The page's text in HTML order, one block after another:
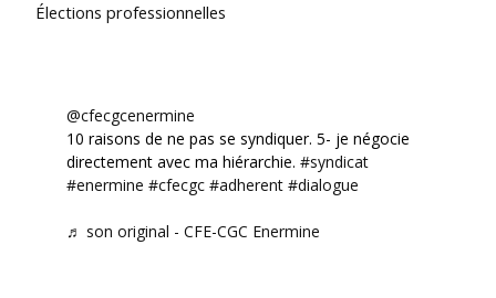
Élections professionnelles
@cfecgcenermine
10 raisons de ne pas se syndiquer. 5- je négocie
directement avec ma hiérarchie. #syndicat
#enermine #cfecgc #adherent #dialogue
♬ son original - CFE-CGC Enermine